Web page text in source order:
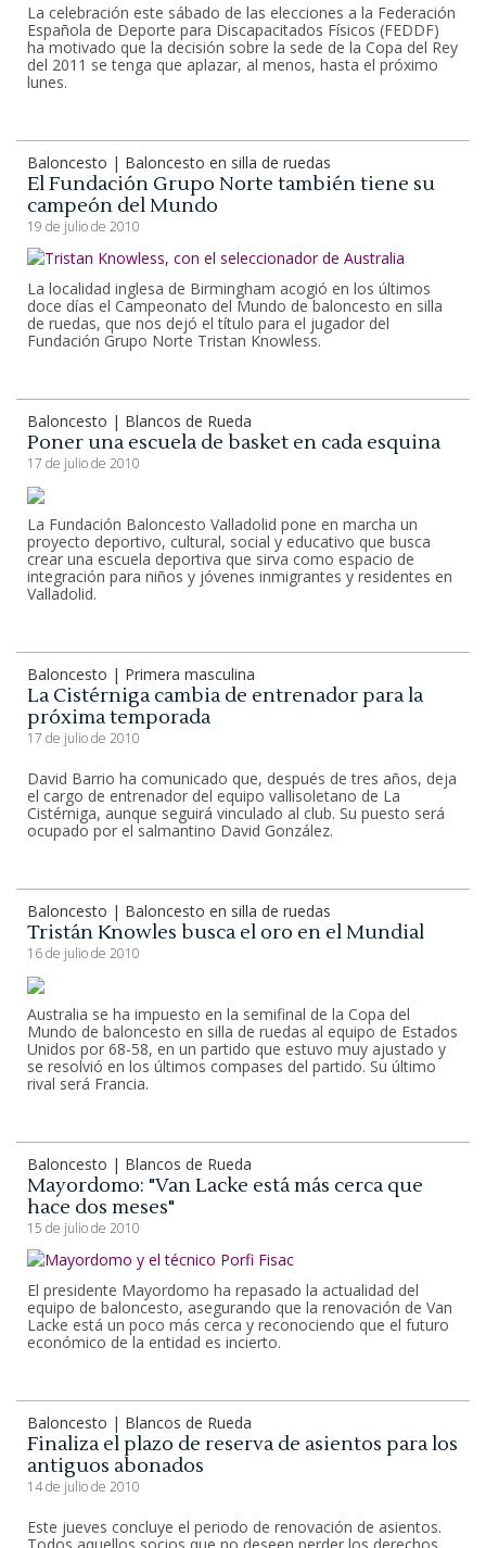
La celebración este sábado de las elecciones a la Federación
Española de Deporte para Discapacitados Físicos (FEDDF)
ha motivado que la decisión sobre la sede de la Copa del Rey
del 2011 se tenga que aplazar, al menos, hasta el próximo
lunes.
Baloncesto | Baloncesto en silla de ruedas
El Fundación Grupo Norte también tiene su
campeón del Mundo
19 de julio de 2010
La localidad inglesa de Birmingham acogió en los últimos
doce días el Campeonato del Mundo de baloncesto en silla
de ruedas, que nos dejó el título para el jugador del
Fundación Grupo Norte Tristan Knowless.
Baloncesto | Blancos de Rueda
Poner una escuela de basket en cada esquina
17 de julio de 2010
La Fundación Baloncesto Valladolid pone en marcha un
proyecto deportivo, cultural, social y educativo que busca
crear una escuela deportiva que sirva como espacio de
integración para niños y jóvenes inmigrantes y residentes en
Valladolid.
Baloncesto | Primera masculina
La Cistérniga cambia de entrenador para la
próxima temporada
17 de julio de 2010
David Barrio ha comunicado que, después de tres años, deja
el cargo de entrenador del equipo vallisoletano de La
Cistérniga, aunque seguirá vinculado al club. Su puesto será
ocupado por el salmantino David González.
Baloncesto | Baloncesto en silla de ruedas
Tristán Knowles busca el oro en el Mundial
16 de julio de 2010
Australia se ha impuesto en la semifinal de la Copa del
Mundo de baloncesto en silla de ruedas al equipo de Estados
Unidos por 68-58, en un partido que estuvo muy ajustado y
se resolvió en los últimos compases del partido. Su último
rival será Francia.
Baloncesto | Blancos de Rueda
Mayordomo: "Van Lacke está más cerca que
hace dos meses"
15 de julio de 2010
El presidente Mayordomo ha repasado la actualidad del
equipo de baloncesto, asegurando que la renovación de Van
Lacke está un poco más cerca y reconociendo que el futuro
económico de la entidad es incierto.
Baloncesto | Blancos de Rueda
Finaliza el plazo de reserva de asientos para los
antiguos abonados
14 de julio de 2010
Este jueves concluye el periodo de renovación de asientos.